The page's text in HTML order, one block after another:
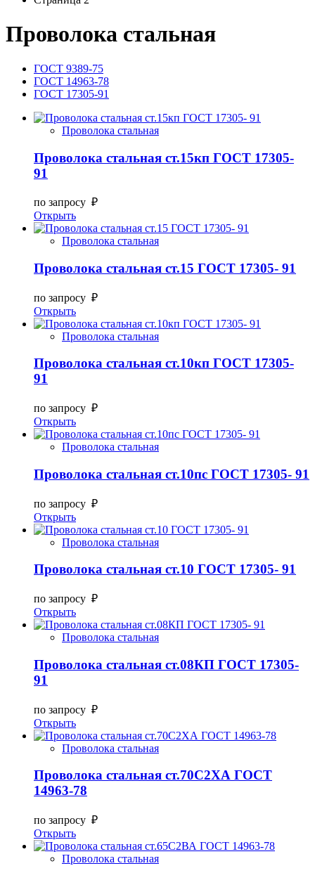
Проволока стальная
ГОСТ 9389-75
ГОСТ 14963-78
ГОСТ 17305-91
Проволока стальная
Проволока стальная ст.15кп ГОСТ 17305-
91
по запросу ₽
Открыть
Проволока стальная
Проволока стальная ст.15 ГОСТ 17305- 91
по запросу ₽
Открыть
Проволока стальная
Проволока стальная ст.10кп ГОСТ 17305-
91
по запросу ₽
Открыть
Проволока стальная
Проволока стальная ст.10пс ГОСТ 17305- 91
по запросу ₽
Открыть
Проволока стальная
Проволока стальная ст.10 ГОСТ 17305- 91
по запросу ₽
Открыть
Проволока стальная
Проволока стальная ст.08КП ГОСТ 17305-
91
по запросу ₽
Открыть
Проволока стальная
Проволока стальная ст.70С2ХА ГОСТ
14963-78
по запросу ₽
Открыть
Проволока стальная